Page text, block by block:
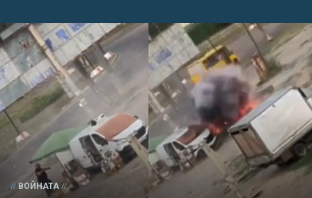
ВОЙНАТА